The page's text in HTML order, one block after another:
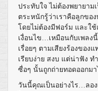
ประทับใจ ไม่ต้องพยายาม
ตระหนักรู้ว่าเราคือลูกขอ
โดยไม่ต้องมีฟอร์ม และใช้
เงื่อนไข…เหมือนกับเพลง
เรื่อยๆ ตามเสียงร้องของ
เรียบง่าย สงบ แต่น่าฟัง
ซื่อๆ นั้นถูกถ่ายทอดออกม
วันนี้คุณเป็นอย่างไร…ลอง